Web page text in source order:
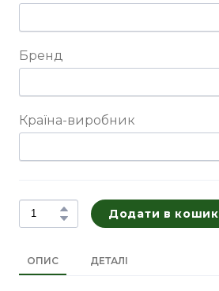
Бренд
Країна-виробник
Додати в кошик
ОПИС ДЕТАЛІ